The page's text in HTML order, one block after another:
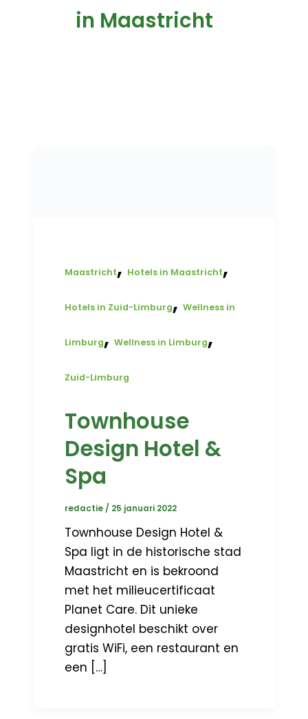
in Maastricht
Maastricht, Hotels in Maastricht,
Hotels in Zuid-Limburg,Wellness in
Limburg,Wellness in Limburg,
Zuid-Limburg
Townhouse
Design Hotel &
Spa
redactie / 25 januari 2022
Townhouse Design Hotel &
Spa ligt in de historische stad
Maastricht en is bekroond
met het milieucertificaat
Planet Care. Dit unieke
designhotel beschikt over
gratis WiFi, een restaurant en
een […]